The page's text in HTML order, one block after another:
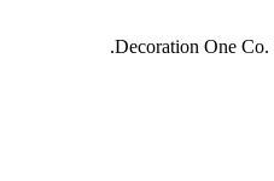
Decoration One